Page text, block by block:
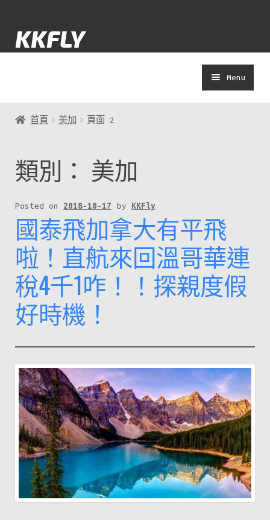
to
to
KKFLY
Menu
著數
APP教學
首頁 美加 頁面 2
類別： 美加
Posted on 2018-10-17 by KKFly
國泰飛加拿大有平飛
啦！直航來回溫哥華連
稅4千1咋！！探親度假
好時機！